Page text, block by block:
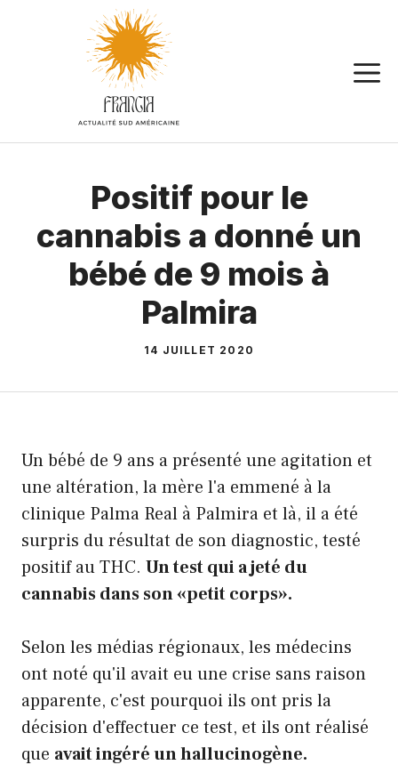
Positif pour le
cannabis a donné un
bébé de 9 mois à
Palmira
14 JUILLET 2020
Un bébé de 9 ans a présenté une agitation et
une altération, la mère l'a emmené à la
clinique Palma Real à Palmira et là, il a été
surpris du résultat de son diagnostic, testé
positif au THC. Un test qui a jeté du
cannabis dans son «petit corps».
Selon les médias régionaux, les médecins
ont noté qu'il avait eu une crise sans raison
apparente, c'est pourquoi ils ont pris la
décision d'effectuer ce test, et ils ont réalisé
que avait ingéré un hallucinogène.